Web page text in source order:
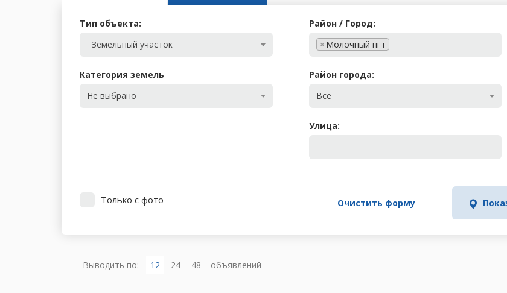
Тип объекта:
Земельный участок
Категория земель
Не выбрано
Район / Город:
× Молочный пгт
Район города:
Все
Улица:
Только с фото Очистить форму
Выводить по: 12 24 48 объявлений